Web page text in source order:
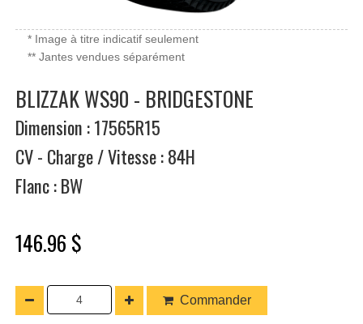
* Image à titre indicatif seulement
** Jantes vendues séparément
BLIZZAK WS90 - BRIDGESTONE
Dimension : 17565R15
CV - Charge / Vitesse : 84H
Flanc : BW
146.96 $
Commander